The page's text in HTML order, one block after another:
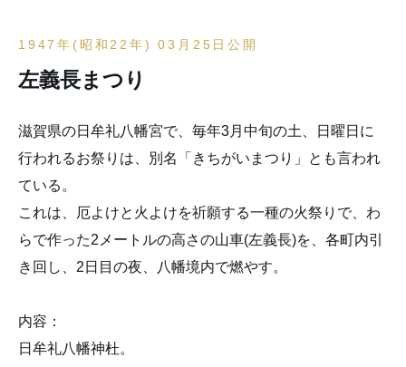
1947年(昭和22年) 03月25日公開
左義長まつり
滋賀県の日牟礼八幡宮で、毎年3月中旬の土、日曜日に
行われるお祭りは、別名「きちがいまつり」とも言われ
ている。
これは、厄よけと火よけを祈願する一種の火祭りで、わ
らで作った2メートルの高さの山車(左義長)を、各町内引
き回し、2日目の夜、八幡境内で燃やす。
内容：
日牟礼八幡神杜。